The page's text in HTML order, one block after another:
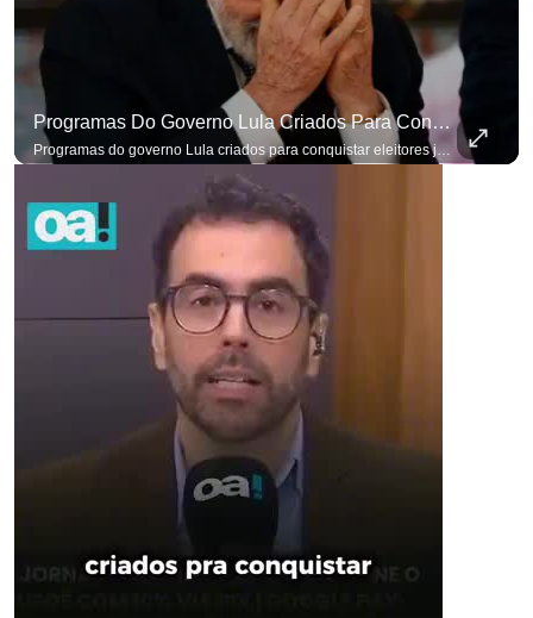
Programas Do Governo Lula Criados Para Conquistar Eleitores Já Não Têm Mais O Mesmo Efeito
Programas do governo Lula criados para conquistar eleitores já não têm o mesmo efeito de campanhas anteriores. #OAntagonista Se você busca informação com credibilidade, inscreva-se agora e ative o